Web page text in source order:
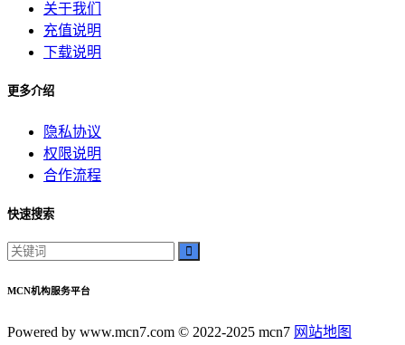
关于我们
充值说明
下载说明
更多介绍
隐私协议
权限说明
合作流程
快速搜索
MCN机构服务平台
Powered by www.mcn7.com © 2022-2025 mcn7 网站地图